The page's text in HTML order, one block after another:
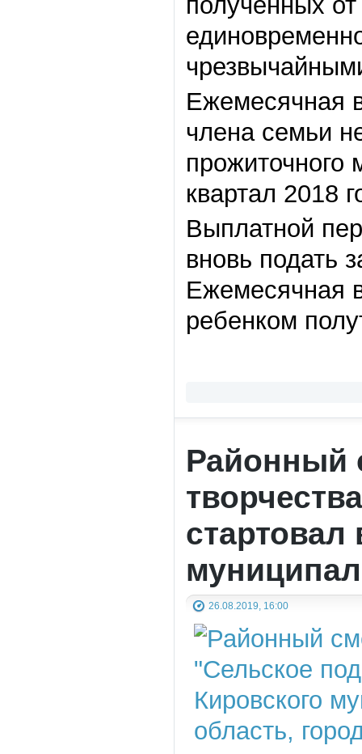
Ежемесячная
члена семьи
прожиточного
квартал 2018
Выплатной
вновь подать
Ежемесячная
ребенком
Районный
26.08.2019, 16:00